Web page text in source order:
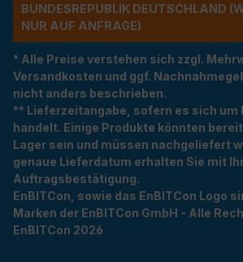
NDESREPUBLIK DEUTSCHLAND
R AUF ANFRAGE)
* Alle Preise verstehen sich zzgl.
Versandkosten und ggf.
nicht anders beschrieben.
** Lieferzeitangabe, sofern es sich um
handelt. Einige Produkte könnten
Lager sein und müssen nachgeliefert
genaue Lieferdatum erhalten Sie mit
Auftragsbestätigung.
EnBITCon, sowie das EnBITCon Logo
Marken der EnBITCon GmbH - Alle
EnBITCon 2026